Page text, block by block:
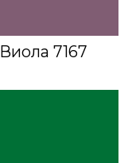
Виола 7167